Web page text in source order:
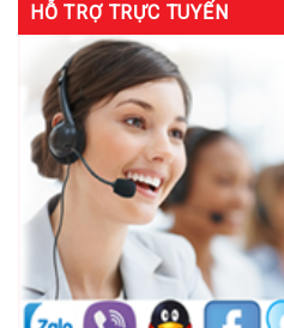
HỖ TRỢ TRỰC TUYẾN